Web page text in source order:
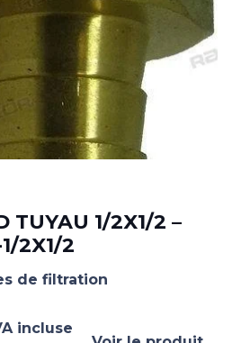
TUYAU 1/2X1/2 –
2X1/2
de filtration
incluse